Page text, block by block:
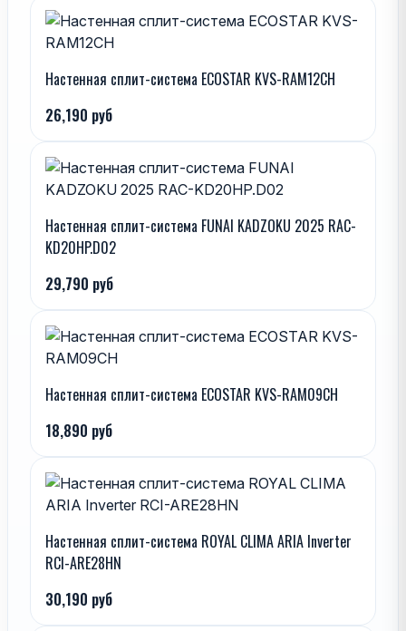
Настенная сплит-система ECOSTAR KVS-RAM12CH
26,190 руб
Настенная сплит-система FUNAI KADZOKU 2025 RAC-
KD20HP.D02
29,790 руб
Настенная сплит-система ECOSTAR KVS-RAM09CH
18,890 руб
Настенная сплит-система ROYAL CLIMA ARIA Inverter
RCI-ARE28HN
30,190 руб